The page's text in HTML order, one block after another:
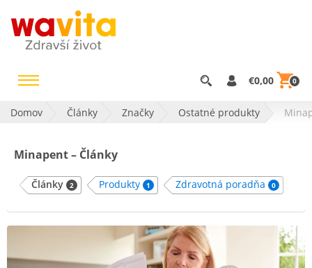
€0,00 0
Domov Články Značky Ostatné produkty
Minapent – Články
Články 2 Produkty 1 Zdravotná poradňa 0